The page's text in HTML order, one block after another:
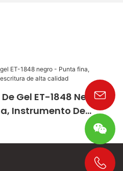
Gel ET-1848 Negro -
Instrumento De